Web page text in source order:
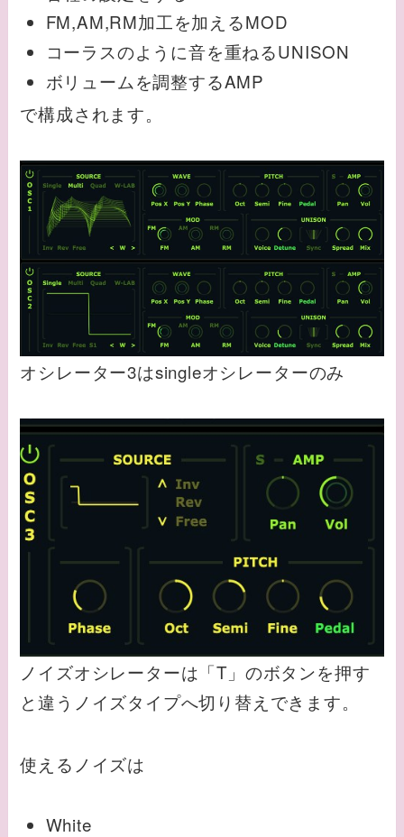
FM,AM,RM加工を加えるMOD
コーラスのように音を重ねるUNISON
ボリュームを調整するAMP
で構成されます。
オシレーター3はsingleオシレーターのみ
ノイズオシレーターは「T」のボタンを押す
と違うノイズタイプへ切り替えできます。
使えるノイズは
White